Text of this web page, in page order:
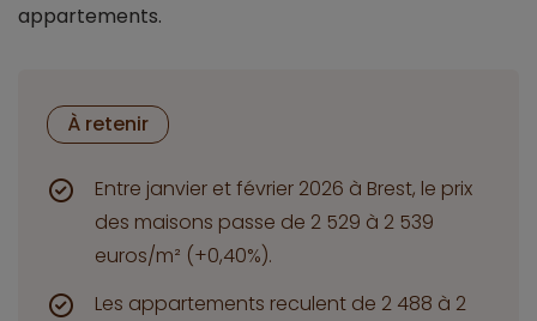
appartements.
À retenir
Entre janvier et février 2026 à Brest, le prix
des maisons passe de 2 529 à 2 539
euros/m² (+0,40%).
Les appartements reculent de 2 488 à 2